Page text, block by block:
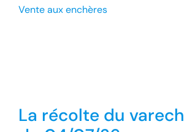
Vente aux enchères
La récolte du